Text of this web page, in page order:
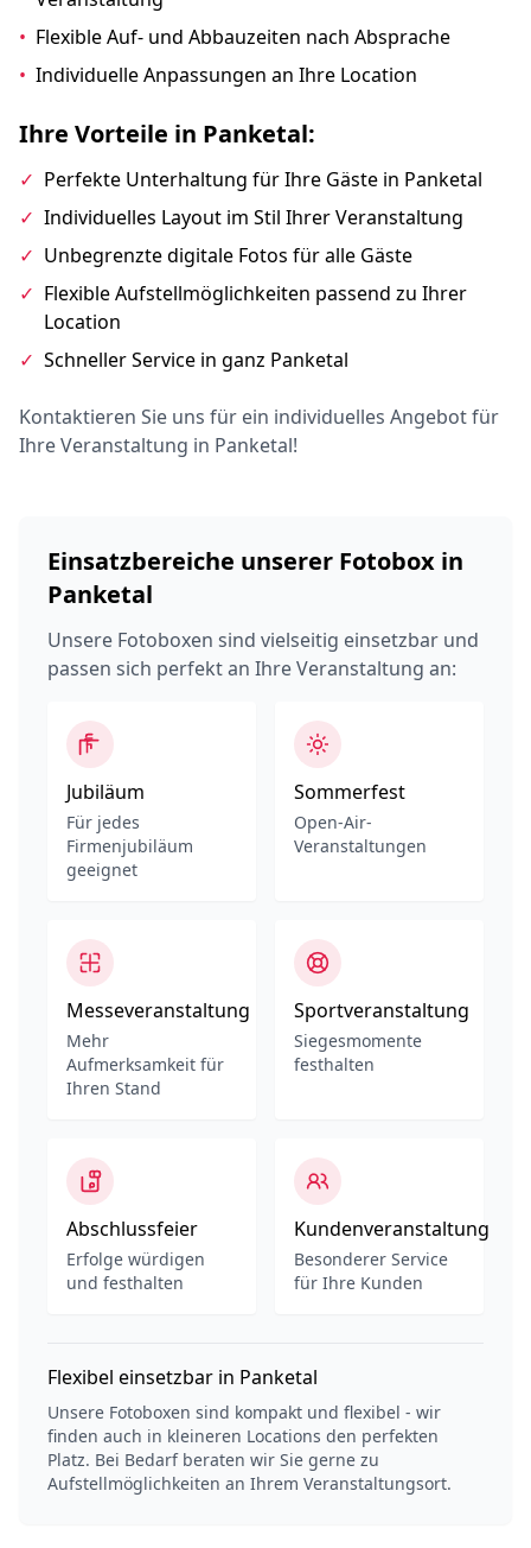
• Flexible Auf- und Abbauzeiten nach Absprache
• Individuelle Anpassungen an Ihre Location
Ihre Vorteile in Panketal:
✓ Perfekte Unterhaltung für Ihre Gäste in Panketal
✓ Individuelles Layout im Stil Ihrer Veranstaltung
✓ Unbegrenzte digitale Fotos für alle Gäste
✓ Flexible Aufstellmöglichkeiten passend zu Ihrer
Location
✓ Schneller Service in ganz Panketal
Kontaktieren Sie uns für ein individuelles Angebot für
Ihre Veranstaltung in Panketal!
Einsatzbereiche unserer Fotobox in
Panketal
Unsere Fotoboxen sind vielseitig einsetzbar und
passen sich perfekt an Ihre Veranstaltung an:
Jubiläum
Für jedes
Firmenjubiläum
geeignet
Sommerfest
Open-Air-
Veranstaltungen
Messeveranstaltung
Mehr
Aufmerksamkeit für
Ihren Stand
Sportveranstaltung
Siegesmomente
festhalten
Abschlussfeier
Erfolge würdigen
und festhalten
Kundenveranstaltung
Besonderer Service
für Ihre Kunden
Flexibel einsetzbar in Panketal
Unsere Fotoboxen sind kompakt und flexibel - wir
finden auch in kleineren Locations den perfekten
Platz. Bei Bedarf beraten wir Sie gerne zu
Aufstellmöglichkeiten an Ihrem Veranstaltungsort.